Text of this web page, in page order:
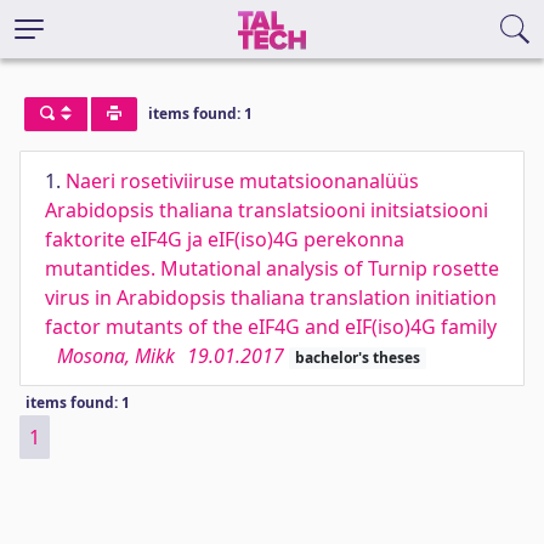
items found: 1
1. Naeri rosetiviiruse mutatsioonanalüüs
Arabidopsis thaliana translatsiooni initsiatsiooni
faktorite eIF4G ja eIF(iso)4G perekonna
mutantides. Mutational analysis of Turnip rosette
virus in Arabidopsis thaliana translation initiation
factor mutants of the eIF4G and eIF(iso)4G family
Mosona, Mikk 19.01.2017 bachelor's theses
items found: 1
1